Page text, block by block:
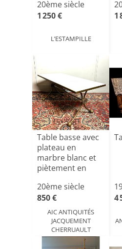
20ème siècle
1 250 €
L’ESTAMPILLE
1
Table basse avec
plateau en
marbre blanc et
piètement en
20ème siècle
850 €
AIC ANTIQUITÉS
JACQUEMENT
CHERRUAULT
4